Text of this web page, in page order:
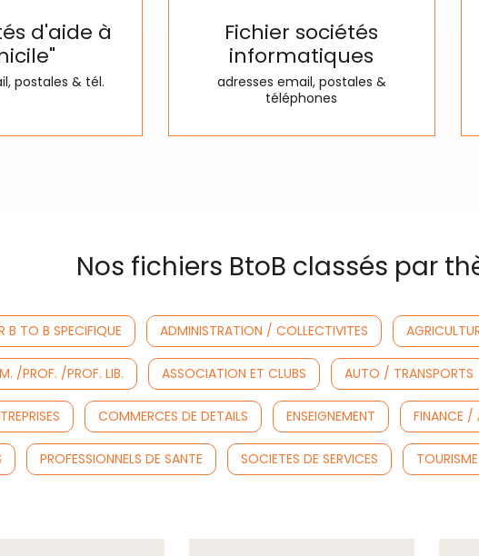
d'aide à
postales & tél.
Fichier sociétés
informatiques
adresses email, postales &
téléphones
Nos fichiers BtoB classés par
B TO B SPECIFIQUE ADMINISTRATION / COLLECTIVITES
/PROF. /PROF. LIB. ASSOCIATION ET CLUBS AUTO / TRANSPORTS
COMMERCES DE DETAILS ENSEIGNEMENT FINANCE /
PROFESSIONNELS DE SANTE SOCIETES DE SERVICES